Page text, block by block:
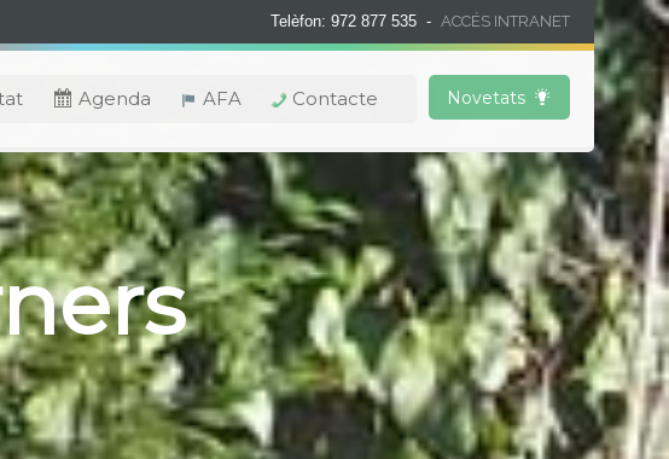
Telèfon: 972 877 535 - ACCÉS INTRANET
Novetats
Agenda AFA Contacte